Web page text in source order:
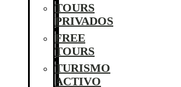
TOURS
PRIVADOS
FREE
TOURS
TURISMO
ACTIVO